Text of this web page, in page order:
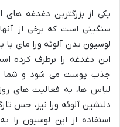
یکی از بزرگترین دغدغه
سنگینی است که برخی از
لوسیون بدن آلوئه ورا مای
این دغدغه را برطرف کرده
جذب پوست می شود و شما
لباس ها، به فعالیت های
دلنشین آلوئه ورا نیز، حس
استفاده از این لوسیون